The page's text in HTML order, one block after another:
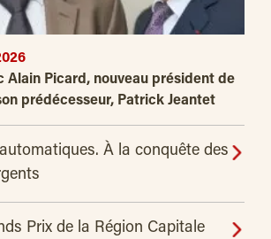
Alain Picard, nouveau président de
prédécesseur, Patrick Jeantet
À la conquête des
Prix de la Région Capitale